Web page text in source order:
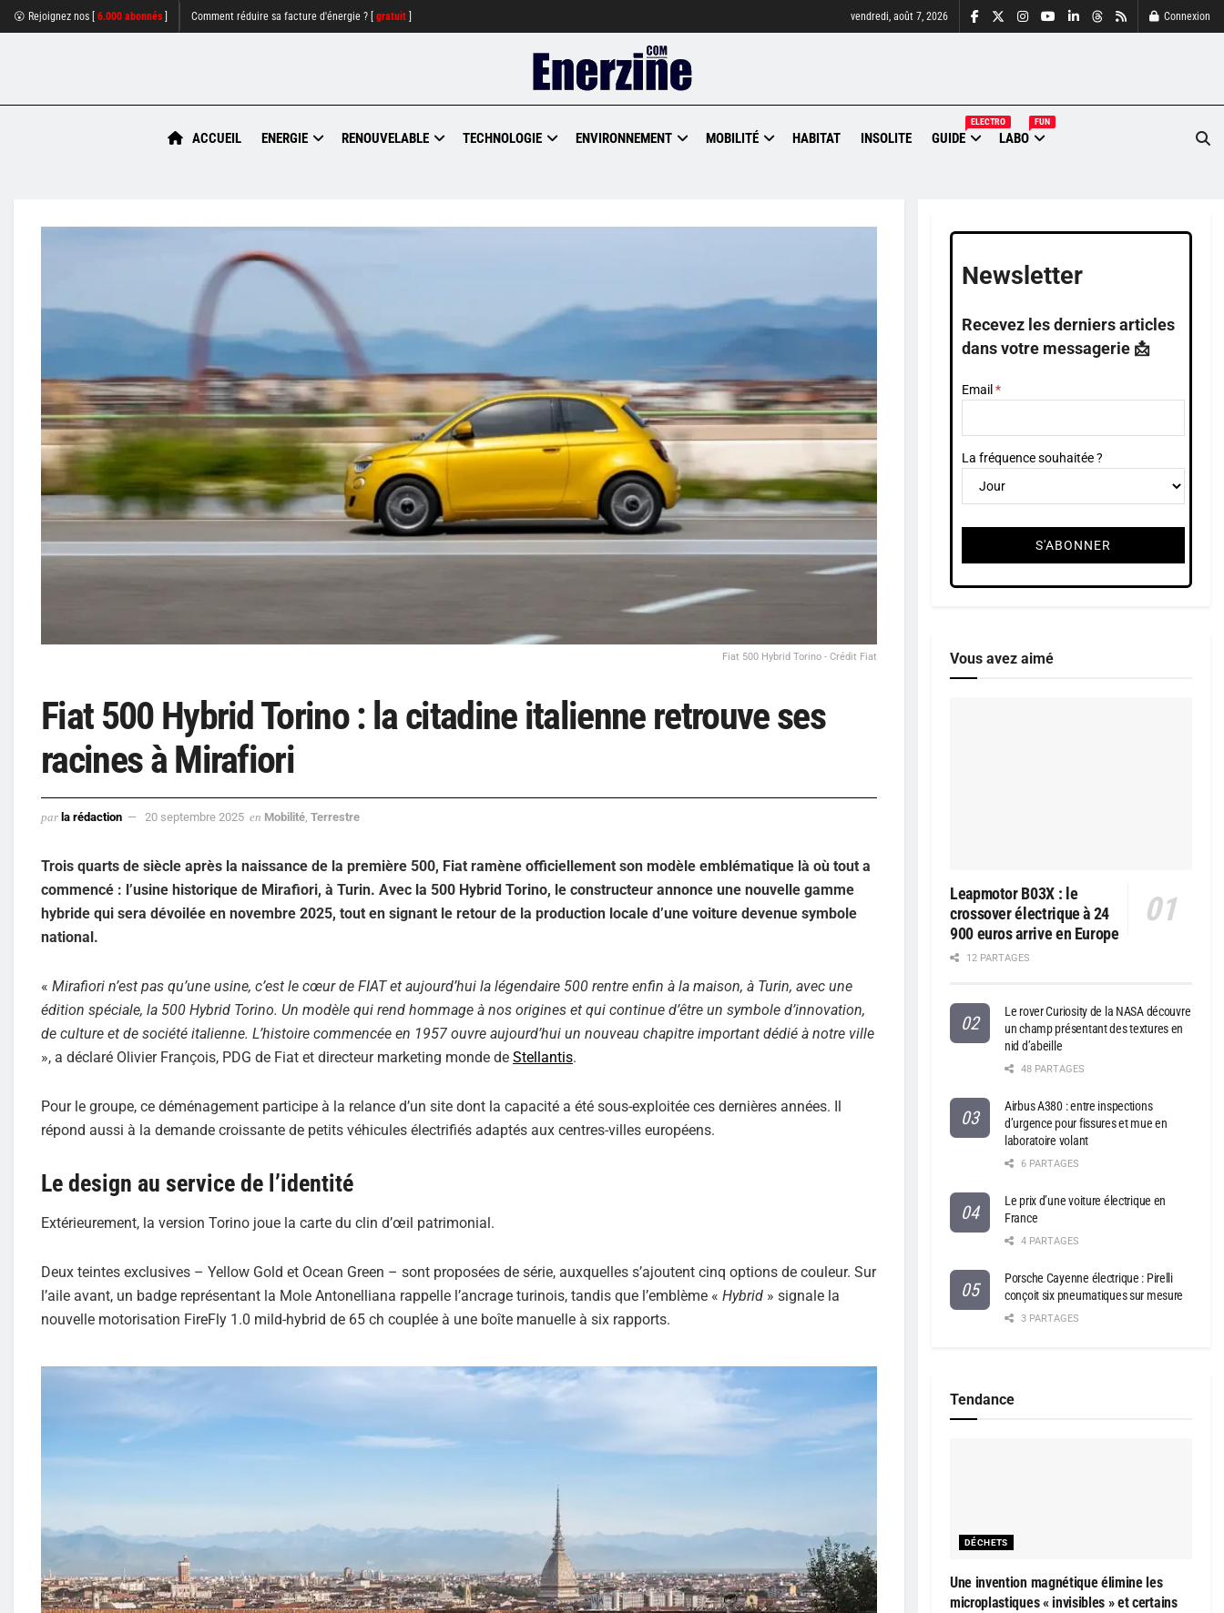
😮 Rejoignez nos [ 6.000 abonnés Comment réduire sa facture d'énergie ? [ gratuit vendredi, août 7, 2026 Connexion
ACCUEIL ENERGIE RENOUVELABLE TECHNOLOGIE ENVIRONNEMENT MOBILITÉ HABITAT INSOLITE GUIDE
ELECTRO
LABO
FUN
Fiat 500 Hybrid Torino - Crédit Fiat
Fiat 500 Hybrid Torino : la citadine italienne retrouve ses
racines à Mirafiori
par la rédaction 20 septembre 2025 en Mobilité Terrestre
Trois quarts de siècle après la naissance de la première 500, Fiat ramène officiellement son modèle emblématique là où tout a
commencé : l’usine historique de Mirafiori, à Turin. Avec la 500 Hybrid Torino, le constructeur annonce une nouvelle gamme
hybride qui sera dévoilée en novembre 2025, tout en signant le retour de la production locale d’une voiture devenue symbole
national.
« Mirafiori n’est pas qu’une usine, c’est le cœur de FIAT et aujourd’hui la légendaire 500 rentre enfin à la maison, à Turin, avec une
édition spéciale, la 500 Hybrid Torino. Un modèle qui rend hommage à nos origines et qui continue d’être un symbole d’innovation,
de culture et de société italienne. L’histoire commencée en 1957 ouvre aujourd’hui un nouveau chapitre important dédié à notre ville
», a déclaré Olivier François, PDG de Fiat et directeur marketing monde de Stellantis.
Pour le groupe, ce déménagement participe à la relance d’un site dont la capacité a été sous-exploitée ces dernières années. Il
répond aussi à la demande croissante de petits véhicules électrifiés adaptés aux centres-villes européens.
Le design au service de l’identité
Extérieurement, la version Torino joue la carte du clin d’œil patrimonial.
Deux teintes exclusives – Yellow Gold et Ocean Green – sont proposées de série, auxquelles s’ajoutent cinq options de couleur. Sur
l’aile avant, un badge représentant la Mole Antonelliana rappelle l’ancrage turinois, tandis que l’emblème « Hybrid » signale la
nouvelle motorisation FireFly 1.0 mild-hybrid de 65 ch couplée à une boîte manuelle à six rapports.
Newsletter
Recevez les derniers articles
dans votre messagerie 📩
Email
La fréquence souhaitée ?
Vous avez aimé
Leapmotor B03X : le
crossover électrique à 24
900 euros arrive en Europe
12 PARTAGES
Le rover Curiosity de la NASA découvre
un champ présentant des textures en
nid d’abeille
48 PARTAGES
Airbus A380 : entre inspections
d’urgence pour fissures et mue en
laboratoire volant
6 PARTAGES
Le prix d’une voiture électrique en
France
4 PARTAGES
Porsche Cayenne électrique : Pirelli
conçoit six pneumatiques sur mesure
3 PARTAGES
Tendance
DÉCHETS
Une invention magnétique élimine les
microplastiques « invisibles » et certains